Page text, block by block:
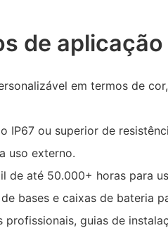
de aplicação
em termos de
IP67 ou superior de
uso externo.
de até 50.000+ horas para
bases e caixas de bateria
profissionais, guias de